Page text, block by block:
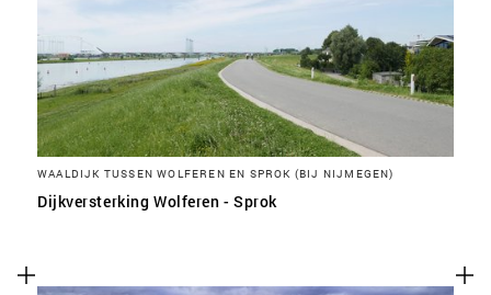
WAALDIJK TUSSEN WOLFEREN EN SPROK (BIJ NIJMEGEN)
Dijkversterking Wolferen - Sprok